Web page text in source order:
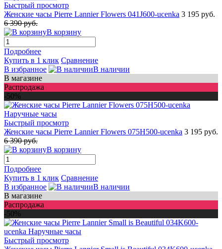
Быстрый просмотр
Женские часы Pierre Lannier Flowers 041J600-ucenka 3 195 руб.
6 390 руб.
В корзину
Подробнее
Купить в 1 клик Сравнение
В избранное
В наличии
В магазине
Распродажа
-50%
Быстрый просмотр
Женские часы Pierre Lannier Flowers 075H500-ucenka 3 195 руб.
6 390 руб.
В корзину
Подробнее
Купить в 1 клик Сравнение
В избранное
В наличии
В магазине
Распродажа
-50%
Быстрый просмотр